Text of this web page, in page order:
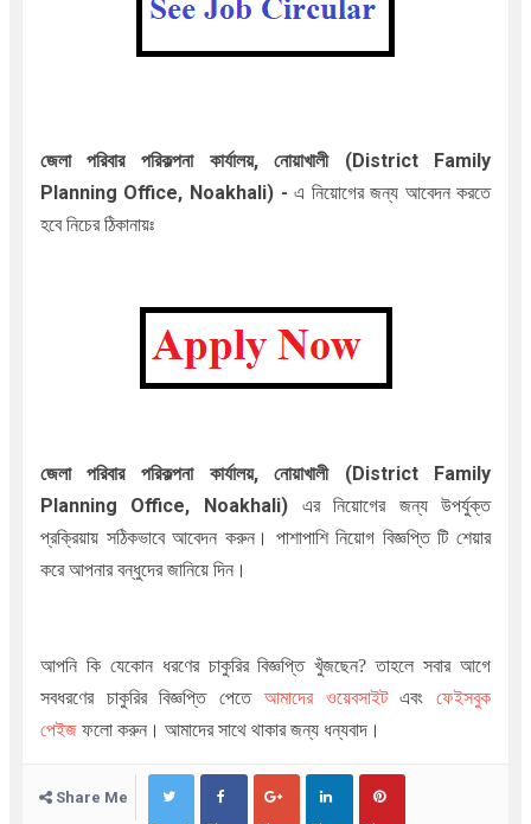
জেলা পরিবার পরিকল্পনা কার্যালয়, নোয়াখালী (District Family
Planning Office, Noakhali) -এ নিয়োগের জন্য আবেদন করতে
হবে নিচের ঠিকানায়ঃ
জেলা পরিবার পরিকল্পনা কার্যালয়, নোয়াখালী (District Family
Planning Office, Noakhali)
এর নিয়োগের জন্য উপর্যুক্ত
প্রক্রিয়ায় সঠিকভাবে আবেদন করুন। পাশাপাশি নিয়োগ বিজ্ঞপ্তি টি শেয়ার
করে আপনার বন্ধুদের জানিয়ে দিন।
আপনি কি যেকোন ধরণের চাকুরির বিজ্ঞপ্তি খুঁজছেন?তাহলে সবার আগে
সবধরণের চাকুরির বিজ্ঞপ্তি পেতে
আমাদের ওয়েবসাইট এবংফেইসবুক
পেইজফলো করুন। আমাদের সাথে থাকার জন্য ধন্যবাদ।
Share Me